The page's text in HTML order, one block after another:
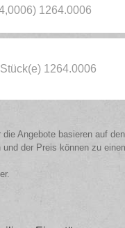
1264.0006
1264.0006
Angebote basieren auf
der Preis können zu